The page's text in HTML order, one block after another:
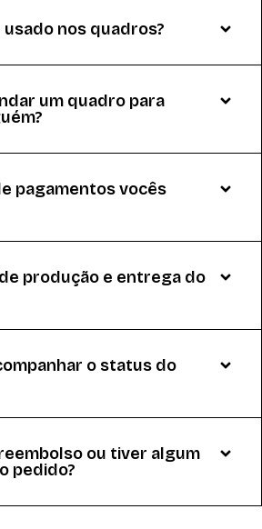
usado nos quadros?
um quadro para
pagamentos vocês
produção e entrega do
o status do
ou tiver algum
pedido?